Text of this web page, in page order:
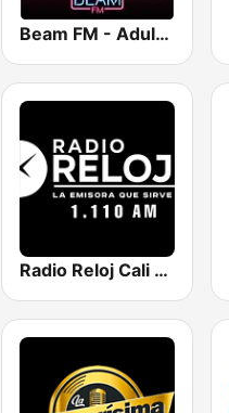
Beam FM - Adult Hits
Radio Reloj Cali 1110 AM